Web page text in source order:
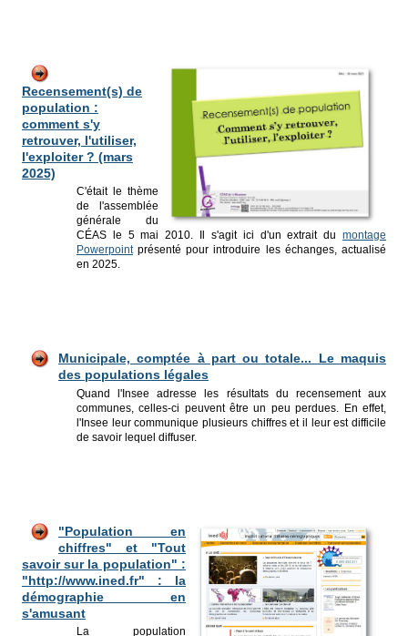
Recensement(s) de
population :
comment s'y
retrouver, l'utiliser,
l'exploiter ? (mars
2025)
C'était le thème
de l'assemblée
générale du
CÉAS le 5 mai 2010. Il s'agit ici d'un extrait dumontage
Powerpointprésenté pour introduire les échanges, actualisé
en 2025.
Municipale, comptée à part ou totale... Le maquis
des populations légales
Quand l'Insee adresse les résultats du recensement aux
communes, celles-ci peuvent être un peu perdues. En effet,
l'Insee leur communique plusieurs chiffres et il leur est difficile
de savoir lequel diffuser.
"Population en
chiffres" et "Tout
savoir sur la population" :
"http://www.ined.fr" : la
démographie en
s'amusant
La population